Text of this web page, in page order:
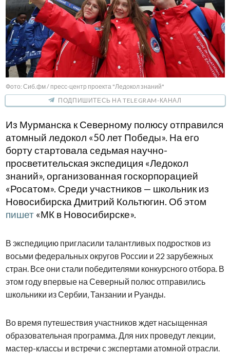
Фото: Сиб.фм / пресс-центр проекта "Ледокол знаний"
ПОДПИШИТЕСЬ НА TELEGRAM-КАНАЛ
Из Мурманска к Северному полюсу отправился
атомный ледокол «50 лет Победы». На его
борту стартовала седьмая научно-
просветительская экспедиция «Ледокол
знаний», организованная госкорпорацией
«Росатом». Среди участников — школьник из
Новосибирска Дмитрий Кольтюгин. Об этом
пишет «МК в Новосибирске».
В экспедицию пригласили талантливых подростков из
восьми федеральных округов России и 22 зарубежных
стран. Все они стали победителями конкурсного отбора. В
этом году впервые на Северный полюс отправились
школьники из Сербии, Танзании и Руанды.
Во время путешествия участников ждет насыщенная
образовательная программа. Для них проведут лекции,
мастер-классы и встречи с экспертами атомной отрасли.